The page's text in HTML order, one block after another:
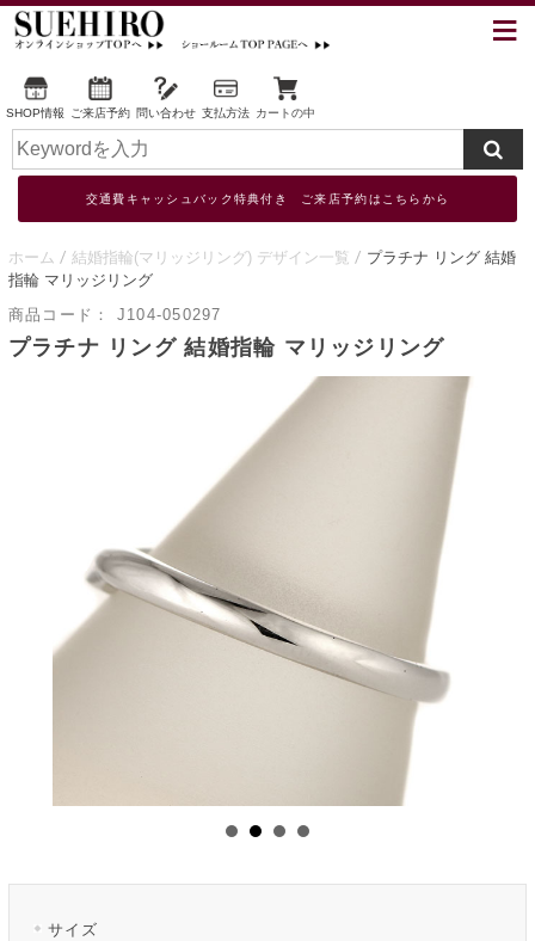
SHOP情報 ご来店予約 問い合わせ 支払方法 カートの中
交通費キャッシュバック特典付き ご来店予約はこちらから
ホーム 結婚指輪(マリッジリング) デザイン一覧
プラチナ リング 結婚
指輪 マリッジリング
商品コード：
J104-050297
プラチナ リング 結婚指輪 マリッジリング
サイズ